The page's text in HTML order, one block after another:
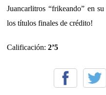
Juancarlitros “frikeando” en
los títulos finales de crédito!
Calificación: 2’5